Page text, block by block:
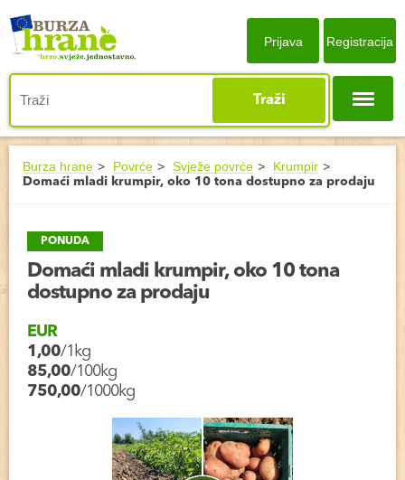
Traži
Prijava Registracija
Burza hrane Povrće Svježe povrće Krumpir
Domaći mladi krumpir, oko 10 tona dostupno za prodaju
PONUDA
Domaći mladi krumpir, oko 10 tona
dostupno za prodaju
EUR
1,00/1kg
85,00/100kg
750,00/1000kg